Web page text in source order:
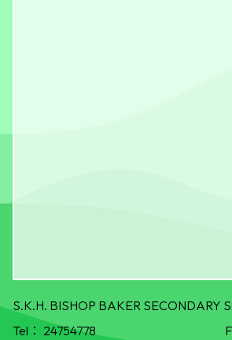
S.K.H. BISHOP BAKER SECONDARY
Tel： 24754778